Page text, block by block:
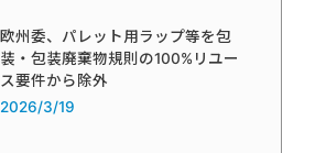
欧州委、パレット用ラップ等を包
装・包装廃棄物規則の100%リユー
ス要件から除外
2026/3/19